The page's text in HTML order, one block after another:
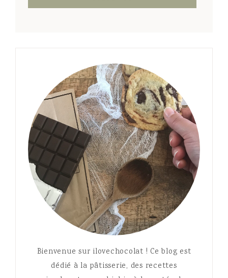
Bienvenue sur ilovechocolat ! Ce blog est
dédié à la pâtisserie, des recettes